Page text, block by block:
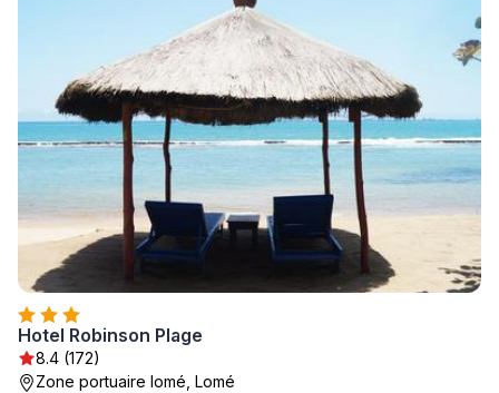
Hotel Robinson Plage
8.4 (172)
Zone portuaire lomé, Lomé